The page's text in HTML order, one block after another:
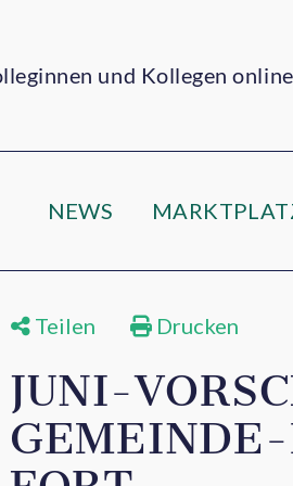
und Kollegen online
NEWS
Teilen Drucken
JUNI-